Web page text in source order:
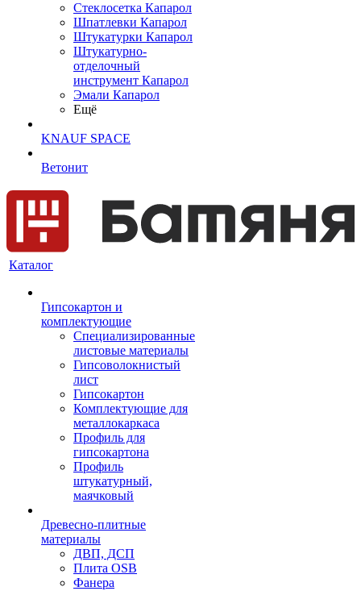
Cтеклосетка Капарол
Шпатлевки Капарол
Штукатурки Капарол
Штукатурно-
отделочный
инструмент Капарол
Эмали Капарол
Ещё
KNAUF SPACE
Ветонит
Каталог
Гипсокартон и
комплектующие
Специализированные
листовые материалы
Гипсоволокнистый
лист
Гипсокартон
Комплектующие для
металлокаркаса
Профиль для
гипсокартона
Профиль
штукатурный,
маячковый
Древесно-плитные
материалы
ДВП, ДСП
Плита OSB
Фанера